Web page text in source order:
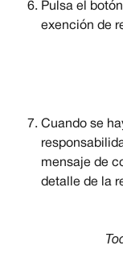
Pulsa el botón
exención de
Cuando se
mensaje de
detalle de la